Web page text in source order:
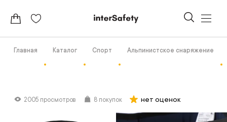
Главная Каталог Спорт Альпинистское снаряжение
2005 просмотров 8 покупок нет оценок